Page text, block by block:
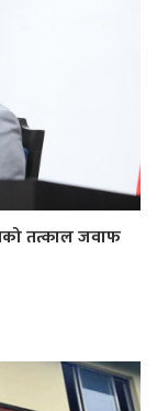
तत्काल जवाफ